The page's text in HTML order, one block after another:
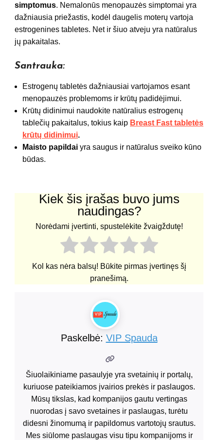
simptomus. Nemalonūs menopauzės simptomai yra
dažniausia priežastis, kodėl daugelis moterų vartoja
estrogenines tabletes. Net ir šiuo atveju yra natūralus
jų pakaitalas.
Santrauka:
Estrogenų tabletės dažniausiai vartojamos esant
menopauzės problemoms ir krūtų padidėjimui.
Krūtų didinimui naudokite natūralius estrogenų
tablečių pakaitalus, tokius kaip Breast Fast tabletės
krūtų didinimui.
Maisto papildai yra saugus ir natūralus sveiko kūno
būdas.
Kiek šis įrašas buvo jums
naudingas?
Norėdami įvertinti, spustelėkite žvaigždutę!
Kol kas nėra balsų! Būkite pirmas įvertinęs šį
pranešimą.
Paskelbė: VIP Spauda
Šiuolaikiniame pasaulyje yra svetainių ir portalų,
kuriuose pateikiamos įvairios prekės ir paslaugos.
Mūsų tikslas, kad kompanijos gautu vertingas
nuorodas į savo svetaines ir paslaugas, turėtu
didesni žinomumą ir papildomus vartotojų srautus.
Mes siūlome paslaugas visu tipu kompanijoms ir